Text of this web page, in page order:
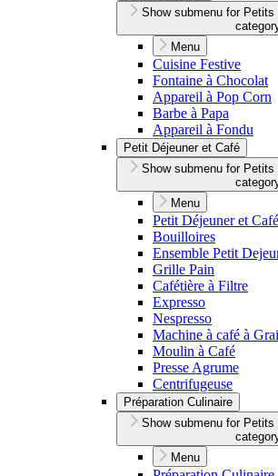
Show submenu for
Menu
Cuisine Festive
Fontaine à Chocolat
Appareil à Pop Corn
Barbe à Papa
Appareil à Fondu
Petit Déjeuner et Café
Show submenu for
Menu
Petit Déjeuner et Café
Bouilloires
Ensemble Petit
Grille Pain
Cafétière à Filtre
Expresso
Nespresso
Machine à café à
Moulin à Café
Presse Agrume
Centrifugeuse
Préparation Culinaire
Show submenu for
Menu